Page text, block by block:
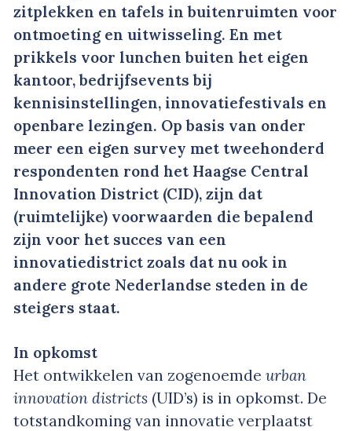
zitplekken en tafels in buitenruimten voor
ontmoeting en uitwisseling. En met
prikkels voor lunchen buiten het eigen
kantoor, bedrijfsevents bij
kennisinstellingen, innovatiefestivals en
openbare lezingen. Op basis van onder
meer een eigen survey met tweehonderd
respondenten rond het Haagse Central
Innovation District (CID), zijn dat
(ruimtelijke) voorwaarden die bepalend
zijn voor het succes van een
innovatiedistrict zoals dat nu ook in
andere grote Nederlandse steden in de
steigers staat.
In opkomst
Het ontwikkelen van zogenoemde urban
innovation districts (UID’s) is in opkomst. De
totstandkoming van innovatie verplaatst